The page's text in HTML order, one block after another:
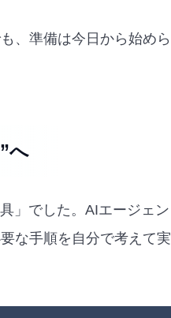
、準備は今日から始めら
へ
」でした。AIエージェン
な手順を自分で考えて実